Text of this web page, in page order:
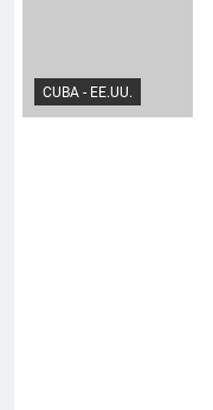
CUBA - EE.UU.